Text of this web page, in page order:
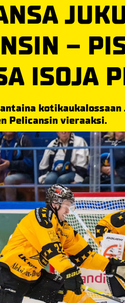
–
ISOJA
Pelicansin vieraaksi.